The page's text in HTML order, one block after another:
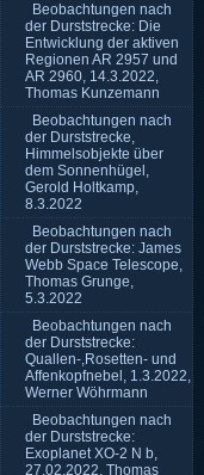
Beobachtungen nach
der Durststrecke: Die
Entwicklung der aktiven
Regionen AR 2957 und
AR 2960, 14.3.2022,
Thomas Kunzemann
Beobachtungen nach
der Durststrecke,
Himmelsobjekte über
dem Sonnenhügel,
Gerold Holtkamp,
8.3.2022
Beobachtungen nach
der Durststrecke: James
Webb Space Telescope,
Thomas Grunge,
5.3.2022
Beobachtungen nach
der Durststrecke:
Quallen-,Rosetten- und
Affenkopfnebel, 1.3.2022,
Werner Wöhrmann
Beobachtungen nach
der Durststrecke:
Exoplanet XO-2 N b,
27.02.2022, Thomas